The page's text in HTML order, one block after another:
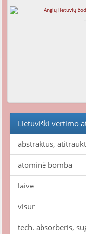
Lietuviški vertimo
abstraktus,
atominė bomba
laive
visur
tech. absorberis,